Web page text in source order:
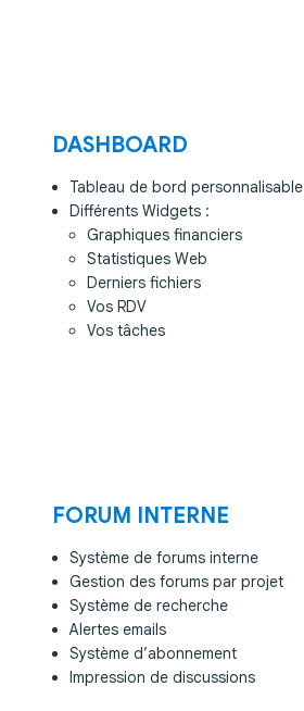
DASHBOARD
Tableau de bord personnalisable
Différents Widgets :
Graphiques financiers
Statistiques Web
Derniers fichiers
Vos RDV
Vos tâches
FORUM INTERNE
Système de forums interne
Gestion des forums par projet
Système de recherche
Alertes emails
Système d’abonnement
Impression de discussions